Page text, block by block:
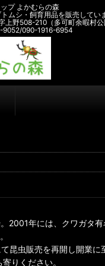
プ よかむらの森
ムシ・飼育用品を販売してい
上野508-210（多可町余暇村公
9052/090-1916-6954
年には、クワガタ
昆虫販売を再開し開業に
りください。